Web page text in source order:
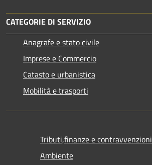
CATEGORIE DI SERVIZIO
Anagrafe e stato civile
Imprese e Commercio
Catasto e urbanistica
Mobilità e trasporti
Tributi,finanze e contravvenzioni
Ambiente